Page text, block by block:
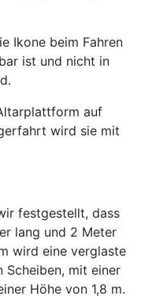
Ikone beim Fahren
ist und nicht in
auf
wird sie mit
festgestellt, dass
lang und 2 Meter
wird eine verglaste
Scheiben, mit einer
Höhe von 1,8 m.